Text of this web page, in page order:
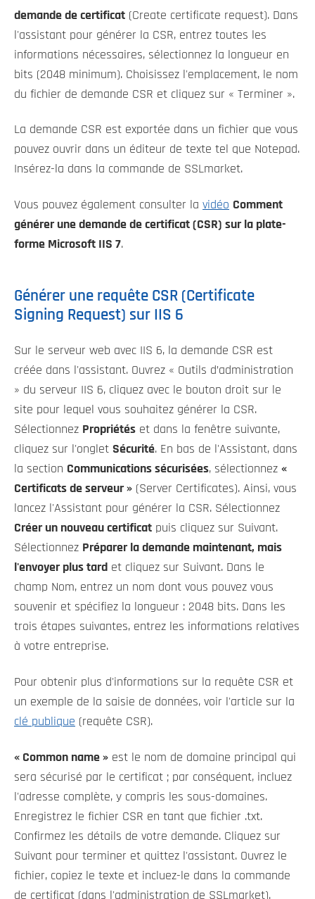
demande de certificat (Create certificate request). Dans
l'assistant pour générer la CSR, entrez toutes les
informations nécessaires, sélectionnez la longueur en
bits (2048 minimum). Choisissez l'emplacement, le nom
du fichier de demande CSR et cliquez sur « Terminer ».
La demande CSR est exportée dans un fichier que vous
pouvez ouvrir dans un éditeur de texte tel que Notepad.
Insérez-la dans la commande de SSLmarket.
Vous pouvez également consulter la vidéo Comment
générer une demande de certificat (CSR) sur la plate-
forme Microsoft IIS 7.
Générer une requête CSR (Certificate
Signing Request) sur IIS 6
Sur le serveur web avec IIS 6, la demande CSR est
créée dans l'assistant. Ouvrez « Outils d’administration
» du serveur IIS 6, cliquez avec le bouton droit sur le
site pour lequel vous souhaitez générer la CSR.
Sélectionnez Propriétés et dans la fenêtre suivante,
cliquez sur l'onglet Sécurité. En bas de l'Assistant, dans
la section Communications sécurisées, sélectionnez «
Certificats de serveur » (Server Certificates). Ainsi, vous
lancez l'Assistant pour générer la CSR. Sélectionnez
Créer un nouveau certificat puis cliquez sur Suivant.
Sélectionnez Préparer la demande maintenant, mais
l'envoyer plus tard et cliquez sur Suivant. Dans le
champ Nom, entrez un nom dont vous pouvez vous
souvenir et spécifiez la longueur : 2048 bits. Dans les
trois étapes suivantes, entrez les informations relatives
à votre entreprise.
Pour obtenir plus d'informations sur la requête CSR et
un exemple de la saisie de données, voir l'article sur la
clé publique (requête CSR).
« Common name » est le nom de domaine principal qui
sera sécurisé par le certificat ; par conséquent, incluez
l'adresse complète, y compris les sous-domaines.
Enregistrez le fichier CSR en tant que fichier .txt.
Confirmez les détails de votre demande. Cliquez sur
Suivant pour terminer et quittez l'assistant. Ouvrez le
fichier, copiez le texte et incluez-le dans la commande
de certificat (dans l'administration de SSLmarket).